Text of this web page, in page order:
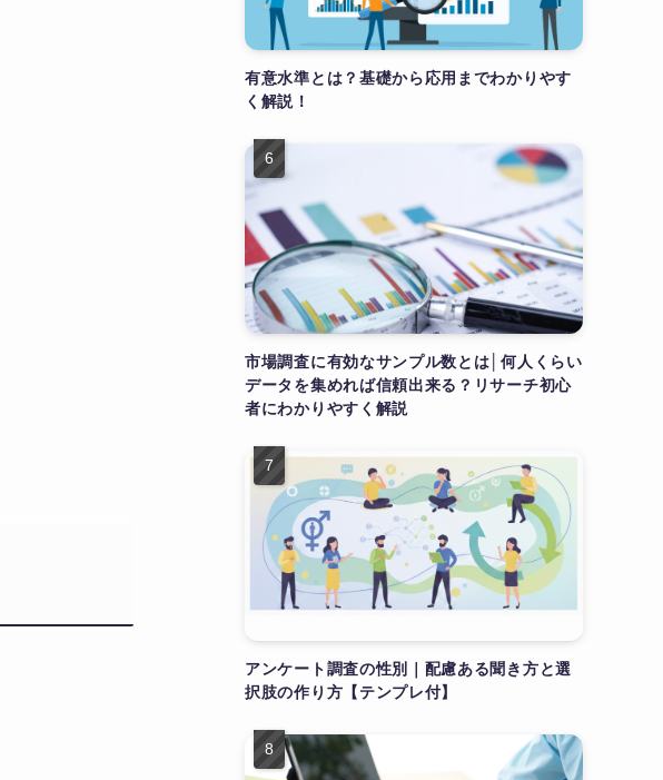
有意水準とは？基礎から応用までわかりやす
く解説！
市場調査に有効なサンプル数とは│何人くらい
データを集めれば信頼出来る？リサーチ初心
者にわかりやすく解説
アンケート調査の性別｜配慮ある聞き方と選
択肢の作り方【テンプレ付】